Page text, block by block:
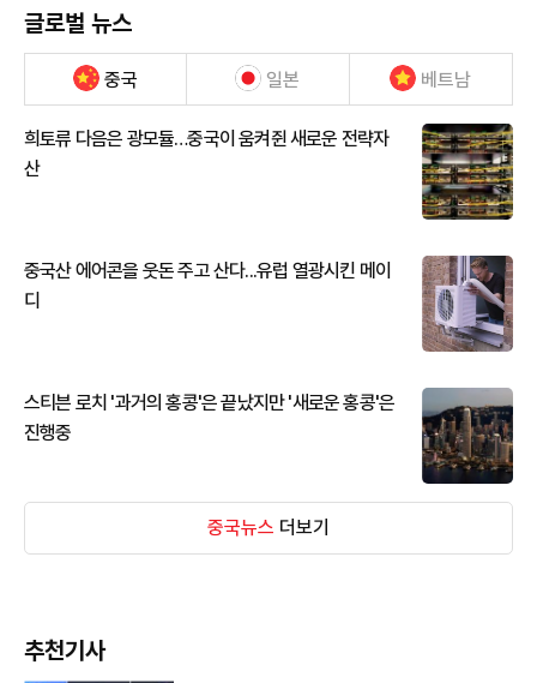
글로벌 뉴스
중국 일본 베트남
희토류 다음은 광모듈…중국이 움켜쥔 새로운 전략자
산
중국산 에어콘을 웃돈 주고 산다...유럽 열광시킨 메이
디
스티븐 로치 '과거의 홍콩'은 끝났지만 '새로운 홍콩'은
진행중
중국뉴스 더보기
추천기사